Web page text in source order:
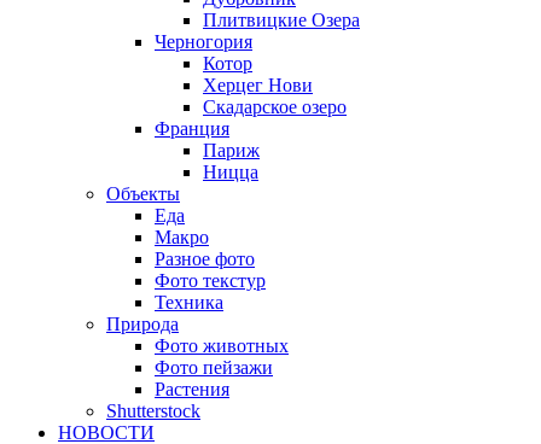
Плитвицкие Озера
Черногория
Котор
Херцег Нови
Скадарское озеро
Франция
Париж
Ницца
Объекты
Еда
Макро
Разное фото
Фото текстур
Техника
Природа
Фото животных
Фото пейзажи
Растения
Shutterstock
НОВОСТИ